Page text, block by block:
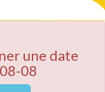
une date
08